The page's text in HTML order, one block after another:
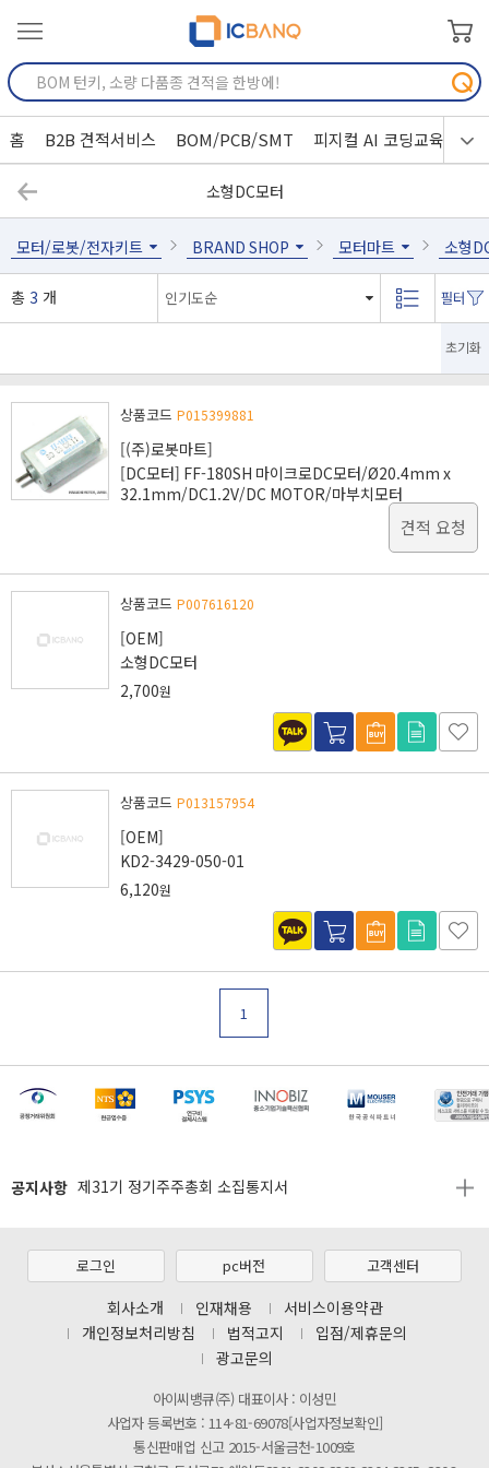
홈 B2B 견적서비스 BOM/PCB/SMT 피지컬 AI 코딩교육
소형DC모터
모터/로봇/전자키트 BRAND SHOP 모터마트 소형
총 3 개
초기화
상품코드 P015399881
[(주)로봇마트]
[DC모터] FF-180SH 마이크로DC모터/Ø20.4mm x
32.1mm/DC1.2V/DC MOTOR/마부치모터
견적 요청
상품코드 P007616120
[OEM]
소형DC모터
2,700원
상품코드 P013157954
[OEM]
KD2-3429-050-01
6,120원
1
공지사항
[마일리지 적립 및 사용 정책 개편 안내]
제31기 정기주주총회 소집통지서
[2026년 8월 신용카드 무이자 행사 안내]
제31기 정기주주총회 소집통지서
[마일리지 적립 및 사용 정책 개편 안내]
로그인 pc버전 고객센터
회사소개 인재채용
서비스이용약관
개인정보처리방침
법적고지
입점/제휴문의
광고문의
아이씨뱅큐(주) 대표이사 : 이성민
사업자 등록번호 : 114-81-69078[사업자정보확인]
통신판매업 신고 2015-서울금천-1009호